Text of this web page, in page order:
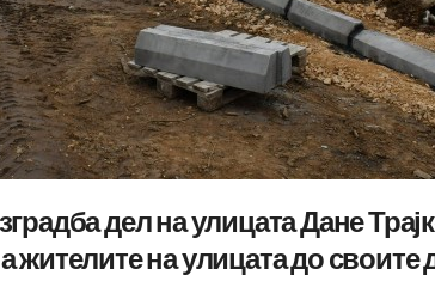
дел на улицата Дане
жителите на улицата до